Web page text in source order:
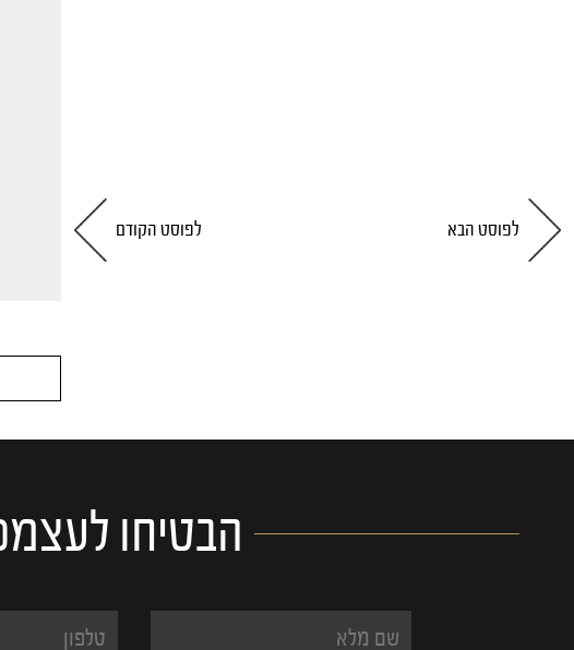
לפוסט הקודם לפוסט הבא
הבטיחו